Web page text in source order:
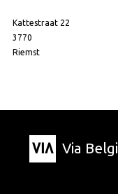
Kattestraat 22
3770
Riemst
Via